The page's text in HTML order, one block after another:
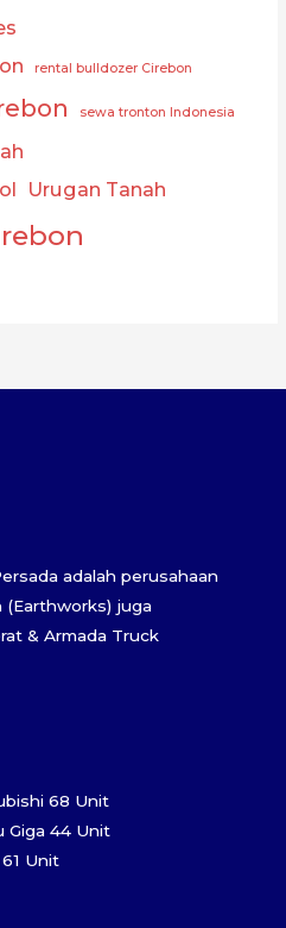
rental bulldozer Cirebon
sewa tronton Indonesia
Urugan Tanah
adalah perusahaan
juga
& Armada Truck
68 Unit
Giga 44 Unit
Unit